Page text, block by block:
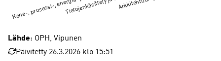
Lähde: OPH, Vipunen
Päivitetty 26.3.2026 klo 15:51